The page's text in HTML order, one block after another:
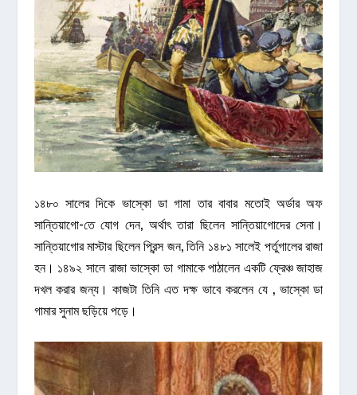
১৪৮০ সালের দিকে ভাস্কো ডা গামা তার বাবার মতোই অর্ডার অফ
সান্তিয়াগো-তে যোগ দেন, অর্থাৎ তারা ছিলেন সান্তিয়াগোদের সেনা।
সান্তিয়াগোর মাস্টার ছিলেন প্রিন্স জন, তিনি ১৪৮১ সালেই পর্তুগালের রাজা
হন। ১৪৯২ সালে রাজা ভাস্কো ডা গামাকে পাঠালেন একটি ফ্রেঞ্চ জাহাজ
দখল করার জন্য। কাজটা তিনি এত দক্ষ ভাবে করলেন যে , ভাস্কো ডা
গামার সুনাম ছড়িয়ে পড়ে।